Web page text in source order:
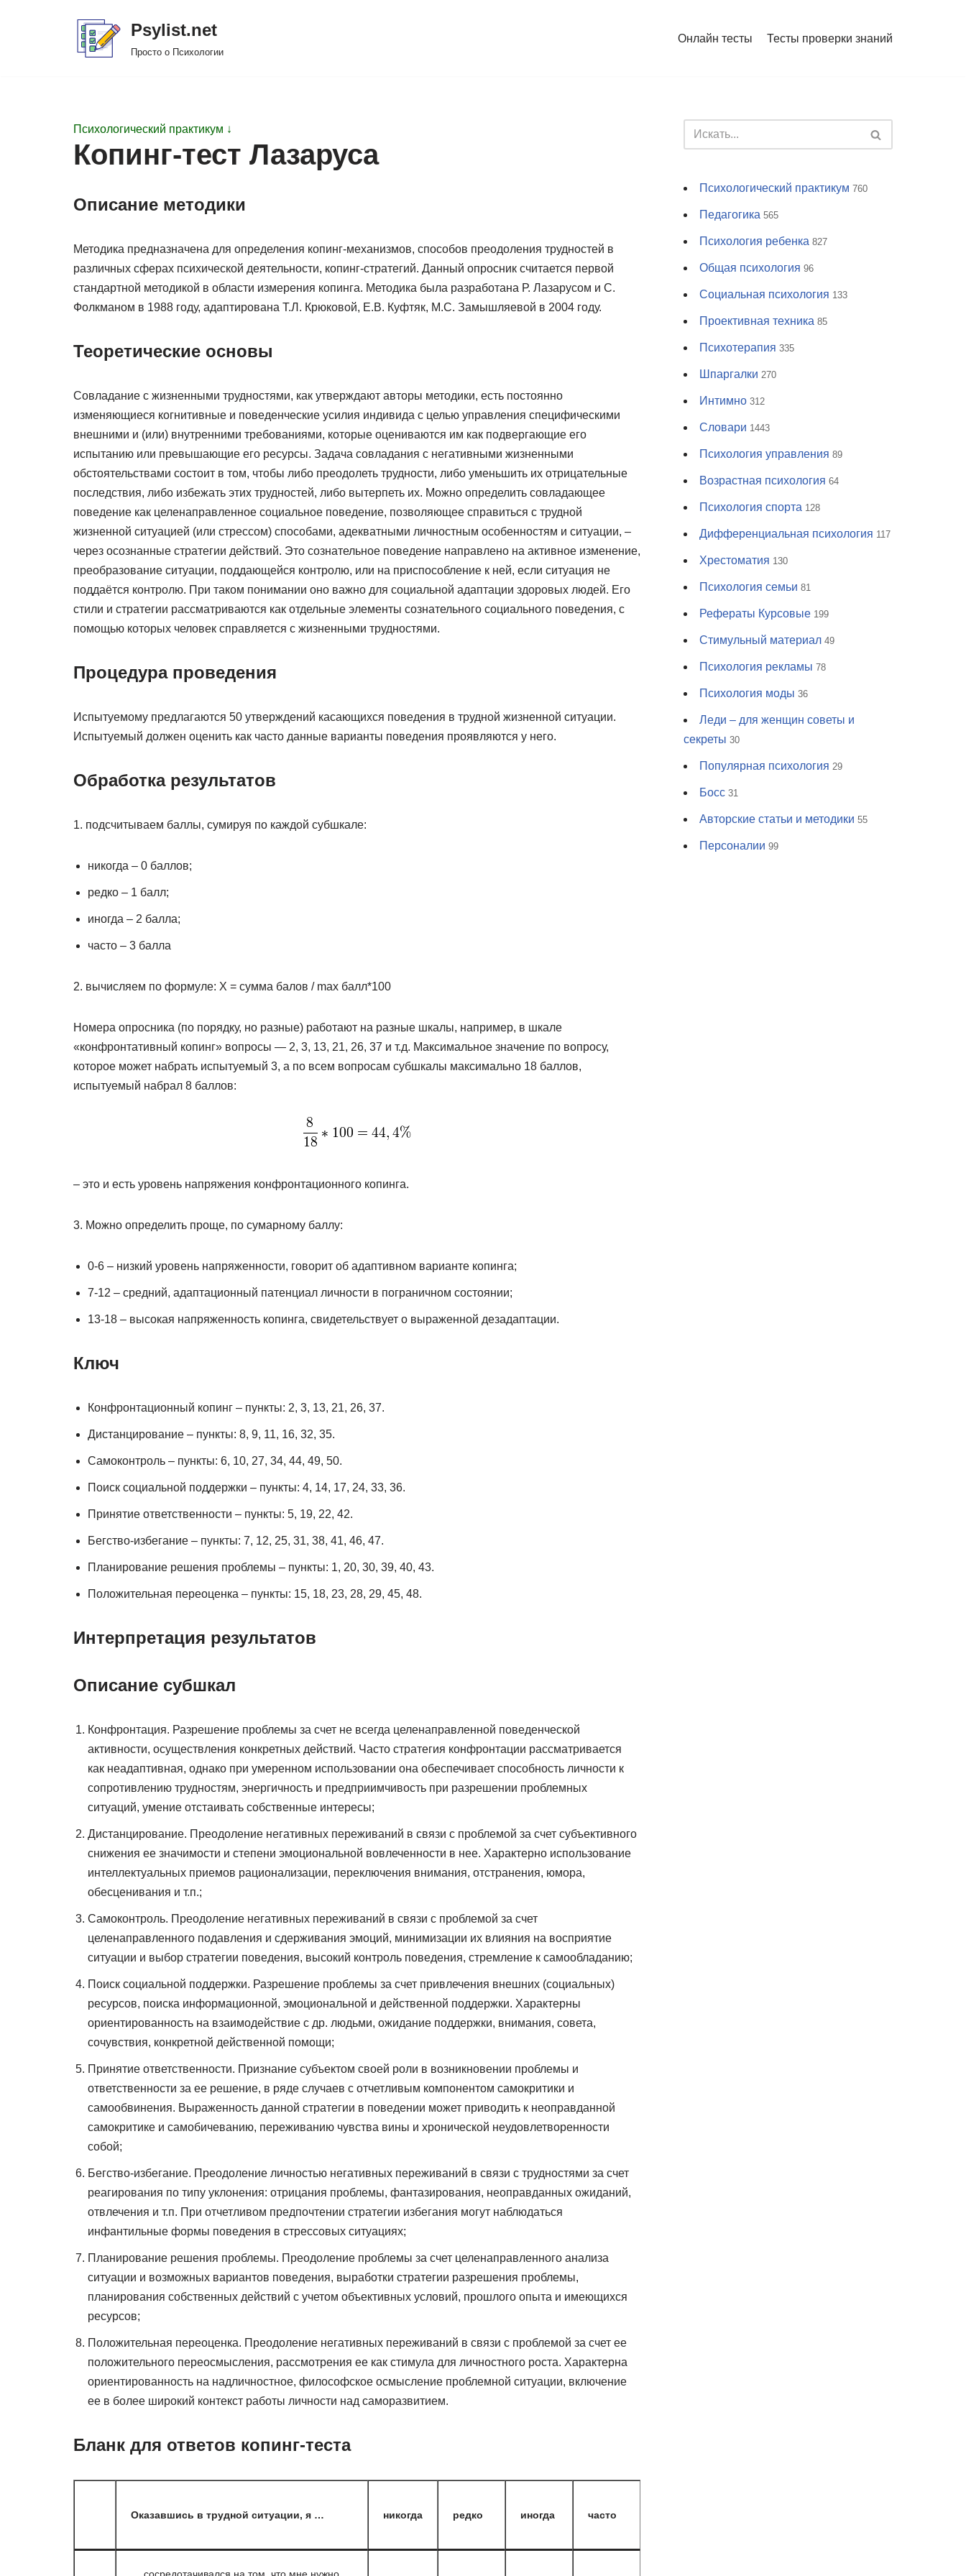
Psylist.net
Просто о Психологии
Онлайн тесты Тесты проверки знаний
Психологический практикум ↓
Копинг-тест Лазаруса
Описание методики
Методика предназначена для определения копинг-механизмов, способов преодоления трудностей в
различных сферах психической деятельности, копинг-стратегий. Данный опросник считается первой
стандартной методикой в области измерения копинга. Методика была разработана Р. Лазарусом и С.
Фолкманом в 1988 году, адаптирована Т.Л. Крюковой, Е.В. Куфтяк, М.С. Замышляевой в 2004 году.
Теоретические основы
Совладание с жизненными трудностями, как утверждают авторы методики, есть постоянно
изменяющиеся когнитивные и поведенческие усилия индивида с целью управления специфическими
внешними и (или) внутренними требованиями, которые оцениваются им как подвергающие его
испытанию или превышающие его ресурсы. Задача совладания с негативными жизненными
обстоятельствами состоит в том, чтобы либо преодолеть трудности, либо уменьшить их отрицательные
последствия, либо избежать этих трудностей, либо вытерпеть их. Можно определить совладающее
поведение как целенаправленное социальное поведение, позволяющее справиться с трудной
жизненной ситуацией (или стрессом) способами, адекватными личностным особенностям и ситуации, –
через осознанные стратегии действий. Это сознательное поведение направлено на активное изменение,
преобразование ситуации, поддающейся контролю, или на приспособление к ней, если ситуация не
поддаётся контролю. При таком понимании оно важно для социальной адаптации здоровых людей. Его
стили и стратегии рассматриваются как отдельные элементы сознательного социального поведения, с
помощью которых человек справляется с жизненными трудностями.
Процедура проведения
Испытуемому предлагаются 50 утверждений касающихся поведения в трудной жизненной ситуации.
Испытуемый должен оценить как часто данные варианты поведения проявляются у него.
Обработка результатов
1. подсчитываем баллы, сумируя по каждой субшкале:
никогда – 0 баллов;
редко – 1 балл;
иногда – 2 балла;
часто – 3 балла
2. вычисляем по формуле: X = сумма балов / max балл*100
Номера опросника (по порядку, но разные) работают на разные шкалы, например, в шкале
«конфронтативный копинг» вопросы — 2, 3, 13, 21, 26, 37 и т.д. Максимальное значение по вопросу,
которое может набрать испытуемый 3, а по всем вопросам субшкалы максимально 18 баллов,
испытуемый набрал 8 баллов:
– это и есть уровень напряжения конфронтационного копинга.
3. Можно определить проще, по сумарному баллу:
0-6 – низкий уровень напряженности, говорит об адаптивном варианте копинга;
7-12 – средний, адаптационный патенциал личности в пограничном состоянии;
13-18 – высокая напряженность копинга, свидетельствует о выраженной дезадаптации.
Ключ
Конфронтационный копинг – пункты: 2, 3, 13, 21, 26, 37.
Дистанцирование – пункты: 8, 9, 11, 16, 32, 35.
Самоконтроль – пункты: 6, 10, 27, 34, 44, 49, 50.
Поиск социальной поддержки – пункты: 4, 14, 17, 24, 33, 36.
Принятие ответственности – пункты: 5, 19, 22, 42.
Бегство-избегание – пункты: 7, 12, 25, 31, 38, 41, 46, 47.
Планирование решения проблемы – пункты: 1, 20, 30, 39, 40, 43.
Положительная переоценка – пункты: 15, 18, 23, 28, 29, 45, 48.
Интерпретация результатов
Описание субшкал
Конфронтация. Разрешение проблемы за счет не всегда целенаправленной поведенческой
активности, осуществления конкретных действий. Часто стратегия конфронтации рассматривается
как неадаптивная, однако при умеренном использовании она обеспечивает способность личности к
сопротивлению трудностям, энергичность и предприимчивость при разрешении проблемных
ситуаций, умение отстаивать собственные интересы;
Дистанцирование. Преодоление негативных переживаний в связи с проблемой за счет субъективного
снижения ее значимости и степени эмоциональной вовлеченности в нее. Характерно использование
интеллектуальных приемов рационализации, переключения внимания, отстранения, юмора,
обесценивания и т.п.;
Самоконтроль. Преодоление негативных переживаний в связи с проблемой за счет
целенаправленного подавления и сдерживания эмоций, минимизации их влияния на восприятие
ситуации и выбор стратегии поведения, высокий контроль поведения, стремление к самообладанию;
Поиск социальной поддержки. Разрешение проблемы за счет привлечения внешних (социальных)
ресурсов, поиска информационной, эмоциональной и действенной поддержки. Характерны
ориентированность на взаимодействие с др. людьми, ожидание поддержки, внимания, совета,
сочувствия, конкретной действенной помощи;
Принятие ответственности. Признание субъектом своей роли в возникновении проблемы и
ответственности за ее решение, в ряде случаев с отчетливым компонентом самокритики и
самообвинения. Выраженность данной стратегии в поведении может приводить к неоправданной
самокритике и самобичеванию, переживанию чувства вины и хронической неудовлетворенности
собой;
Бегство-избегание. Преодоление личностью негативных переживаний в связи с трудностями за счет
реагирования по типу уклонения: отрицания проблемы, фантазирования, неоправданных ожиданий,
отвлечения и т.п. При отчетливом предпочтении стратегии избегания могут наблюдаться
инфантильные формы поведения в стрессовых ситуациях;
Планирование решения проблемы. Преодоление проблемы за счет целенаправленного анализа
ситуации и возможных вариантов поведения, выработки стратегии разрешения проблемы,
планирования собственных действий с учетом объективных условий, прошлого опыта и имеющихся
ресурсов;
Положительная переоценка. Преодоление негативных переживаний в связи с проблемой за счет ее
положительного переосмысления, рассмотрения ее как стимула для личностного роста. Характерна
ориентированность на надличностное, философское осмысление проблемной ситуации, включение
ее в более широкий контекст работы личности над саморазвитием.
Бланк для ответов копинг-теста
Оказавшись в трудной ситуации, я … никогда редко иногда часто
Психологический практикум 760
Педагогика 565
Психология ребенка 827
Общая психология 96
Социальная психология 133
Проективная техника 85
Психотерапия 335
Шпаргалки 270
Интимно 312
Словари 1443
Психология управления 89
Возрастная психология 64
Психология спорта 128
Дифференциальная психология 117
Хрестоматия 130
Психология семьи 81
Рефераты Курсовые 199
Стимульный материал 49
Психология рекламы 78
Психология моды 36
Леди – для женщин советы и
секреты 30
Популярная психология 29
Босс 31
Авторские статьи и методики 55
Персоналии 99